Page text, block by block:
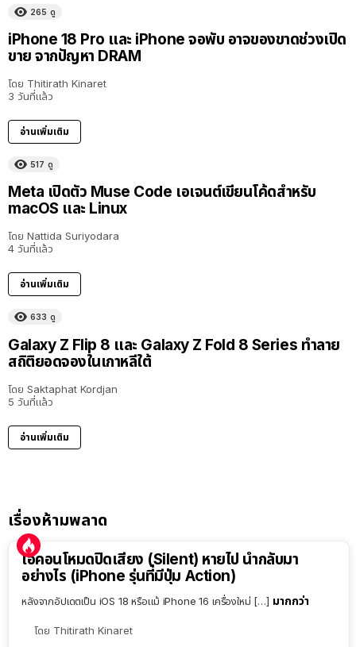
265 ดู
iPhone 18 Pro และ iPhone จอพับ อาจของขาดช่วงเปิด
ขาย จากปัญหา DRAM
โดย Thitirath Kinaret
3 วันที่แล้ว
อ่านเพิ่มเติม
517 ดู
Meta เปิดตัว Muse Code เอเจนต์เขียนโค้ดสำหรับ
macOS และ Linux
โดย Nattida Suriyodara
4 วันที่แล้ว
อ่านเพิ่มเติม
633 ดู
Galaxy Z Flip 8 และ Galaxy Z Fold 8 Series ทำลาย
สถิติยอดจองในเกาหลีใต้
โดย Saktaphat Kordjan
5 วันที่แล้ว
อ่านเพิ่มเติม
เรื่องห้ามพลาด
ไอคอนโหมดปิดเสียง (Silent) หายไป นำกลับมา
อย่างไร (iPhone รุ่นที่มีปุ่ม Action)
หลังจากอัปเดตเป็น iOS 18 หรือแม้ iPhone 16 เครื่องใหม่ […] มากกว่า
โดย Thitirath Kinaret